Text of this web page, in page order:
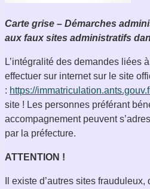
Carte grise – Démarches
aux faux sites administratifs
L’intégralité des demandes liées
effectuer sur internet sur le site
: https://
site ! Les personnes préférant
accompagnement peuvent
par la préfecture.
ATTENTION !
Il existe d’autres sites